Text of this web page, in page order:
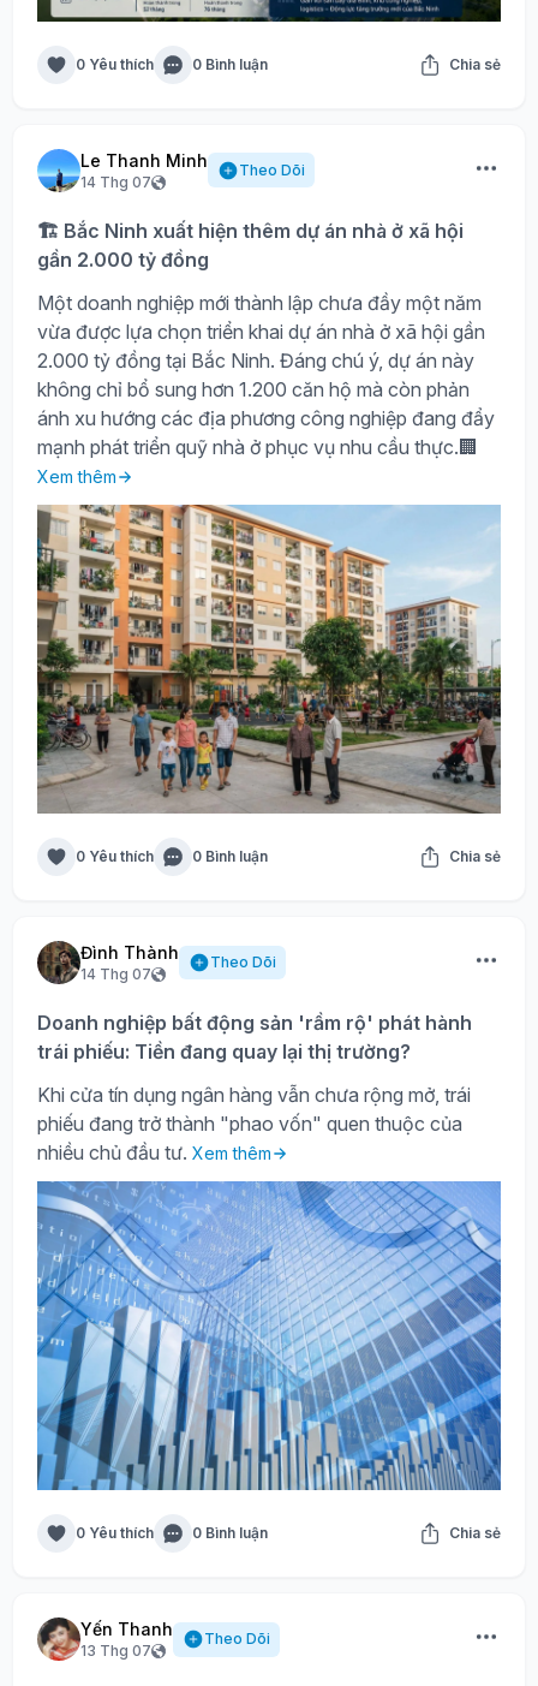
0 Yêu thích 0 Bình luận Chia sẻ
Le Thanh Minh
14 Thg 07
Theo Dõi
🏗️ Bắc Ninh xuất hiện thêm dự án nhà ở xã hội
gần 2.000 tỷ đồng
Một doanh nghiệp mới thành lập chưa đầy một năm
vừa được lựa chọn triển khai dự án nhà ở xã hội gần
2.000 tỷ đồng tại Bắc Ninh. Đáng chú ý, dự án này
không chỉ bổ sung hơn 1.200 căn hộ mà còn phản
ánh xu hướng các địa phương công nghiệp đang đẩy
mạnh phát triển quỹ nhà ở phục vụ nhu cầu thực.🏢
Xem thêm
0 Yêu thích 0 Bình luận Chia sẻ
Đình Thành
14 Thg 07
Theo Dõi
Doanh nghiệp bất động sản 'rầm rộ' phát hành
trái phiếu: Tiền đang quay lại thị trường?
Khi cửa tín dụng ngân hàng vẫn chưa rộng mở, trái
phiếu đang trở thành "phao vốn" quen thuộc của
nhiều chủ đầu tư. Xem thêm
0 Yêu thích 0 Bình luận Chia sẻ
Yến Thanh
13 Thg 07
Theo Dõi